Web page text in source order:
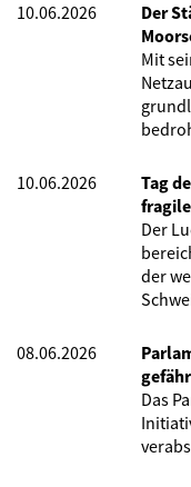
10.06.2026
Der
Mit
10.06.2026
Tag
Der
der
08.06.2026
Das